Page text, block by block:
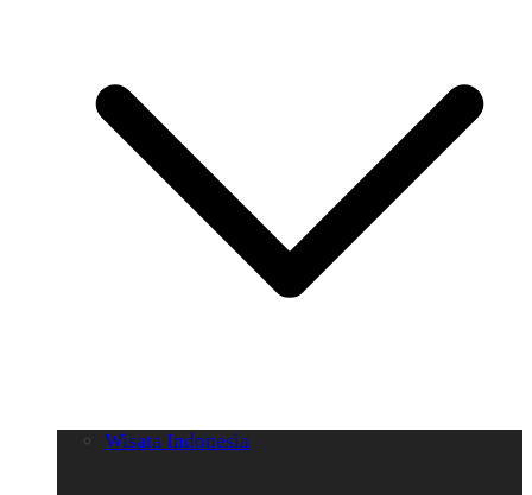
Wisata Indonesia